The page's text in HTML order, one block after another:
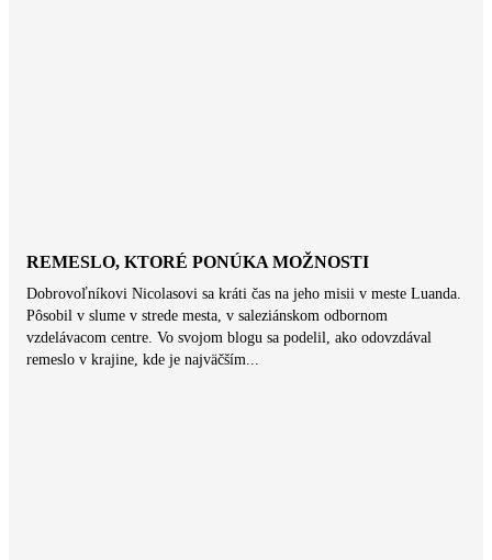
REMESLO, KTORÉ PONÚKA MOŽNOSTI
Dobrovoľníkovi Nicolasovi sa kráti čas na jeho misii v meste Luanda.
Pôsobil v slume v strede mesta, v saleziánskom odbornom
vzdelávacom centre. Vo svojom blogu sa podelil, ako odovzdával
remeslo v krajine, kde je najväčším...